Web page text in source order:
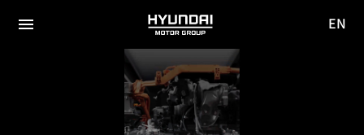
HYUNDAI
MOTOR
GROUP
EN